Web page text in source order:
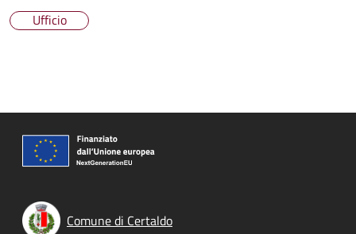
Ufficio
Comune di Certaldo